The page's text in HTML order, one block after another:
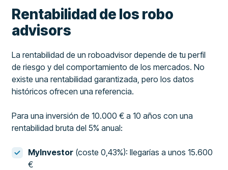
Rentabilidad de los robo
advisors
La rentabilidad de un roboadvisor depende de tu perfil
de riesgo y del comportamiento de los mercados. No
existe una rentabilidad garantizada, pero los datos
históricos ofrecen una referencia.
Para una inversión de 10.000 € a 10 años con una
rentabilidad bruta del 5% anual:
MyInvestor (coste 0,43%): llegarías a unos 15.600
€